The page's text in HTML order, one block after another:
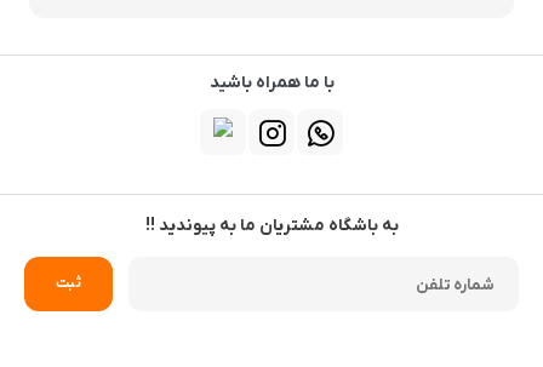
با ما همراه باشید
به باشگاه مشتریان ما به پیوندید !!